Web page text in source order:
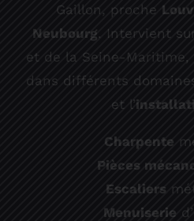
Gaillon, proche
Neubourg. Intervient
et de la Seine-Maritime,
dans différents
et l’
Charpente
Pièces
Escaliers
Menuiserie